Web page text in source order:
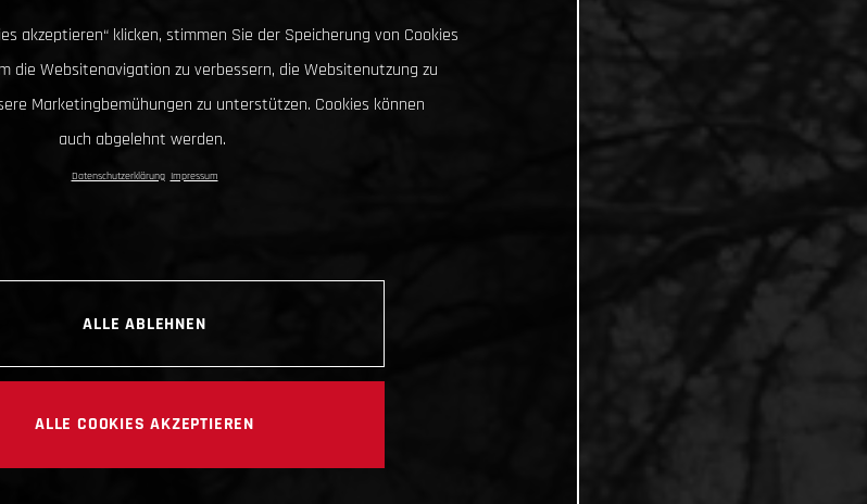
akzeptieren“ klicken, stimmen Sie der Speicherung von Cookies
die Websitenavigation zu verbessern, die Websitenutzung zu
Marketingbemühungen zu unterstützen. Cookies können
auch abgelehnt werden.
Datenschutzerklärung Impressum
ALLE ABLEHNEN
ALLE COOKIES AKZEPTIEREN